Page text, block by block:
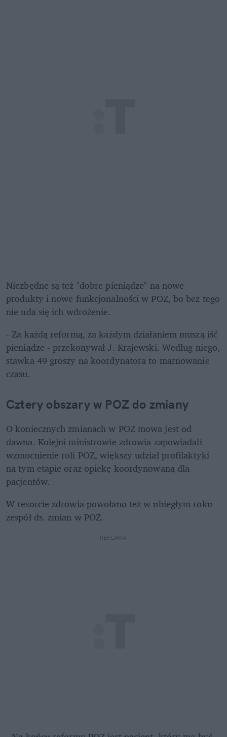
Niezbędne są też "dobre pieniądze" na nowe
produkty i nowe funkcjonalności w POZ, bo bez tego
nie uda się ich wdrożenie.
- Za każdą reformą, za każdym działaniem muszą iść
pieniądze - przekonywał J. Krajewski. Według niego,
stawka 49 groszy na koordynatora to marnowanie
czasu.
Cztery obszary w POZ do zmiany
O koniecznych zmianach w POZ mowa jest od
dawna. Kolejni ministrowie zdrowia zapowiadali
wzmocnienie roli POZ, większy udział profilaktyki
na tym etapie oraz opiekę koordynowaną dla
pacjentów.
W resorcie zdrowia powołano też w ubiegłym roku
zespół ds. zmian w POZ.
REKLAMA